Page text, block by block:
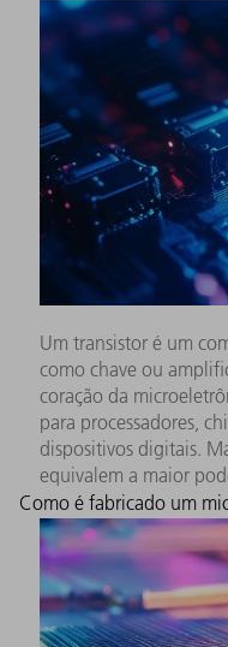
Um transistor é um
como chave ou
coração da
para processadores,
dispositivos digitais.
equivalem a maior
Como é fabricado um